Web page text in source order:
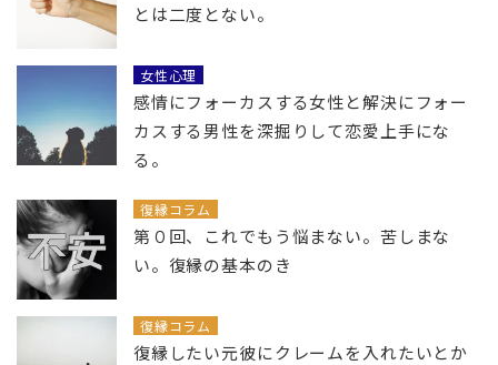
とは二度とない。
女性心理
感情にフォーカスする女性と解決にフォー
カスする男性を深掘りして恋愛上手にな
る。
復縁コラム
第０回、これでもう悩まない。苦しまな
い。復縁の基本のき
復縁コラム
復縁したい元彼にクレームを入れたいとか